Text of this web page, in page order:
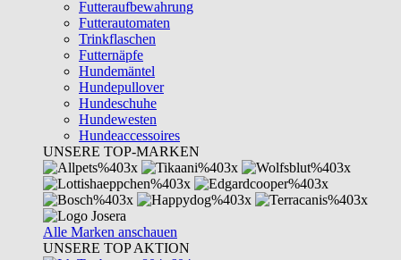
Futteraufbewahrung
Futterautomaten
Trinkflaschen
Futternäpfe
Hundemäntel
Hundepullover
Hundeschuhe
Hundewesten
Hundeaccessoires
UNSERE TOP-MARKEN
Alle Marken anschauen
UNSERE TOP AKTION